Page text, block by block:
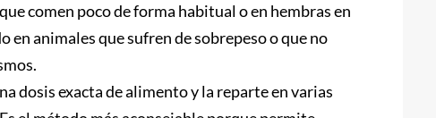
comen poco de forma habitual o en hembras en
en animales que sufren de sobrepeso o que no
dosis exacta de alimento y la reparte en varias